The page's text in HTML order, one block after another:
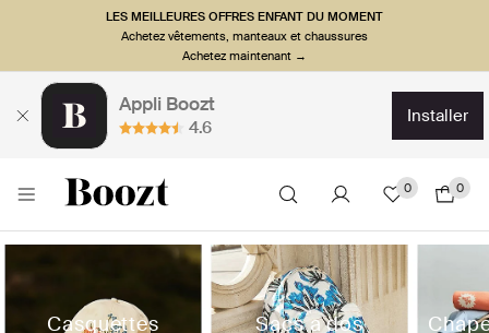
LES MEILLEURES OFFRES ENFANT DU MOMENT
Achetez vêtements, manteaux et chaussures
Achetez maintenant →
Appli Boozt
4.6
installer
0 0
Casquettes Sacs a dos